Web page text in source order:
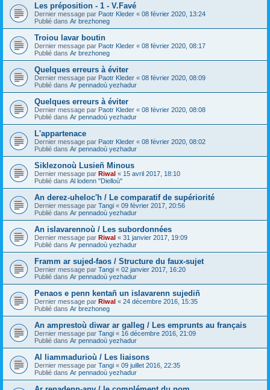
Les préposition - 1 - V.Favé
Dernier message par Paotr Kleder « 08 février 2020, 13:24
Publié dans Ar brezhoneg
Troiou lavar boutin
Dernier message par Paotr Kleder « 08 février 2020, 08:17
Publié dans Ar brezhoneg
Quelques erreurs à éviter
Dernier message par Paotr Kleder « 08 février 2020, 08:09
Publié dans Ar pennadoù yezhadur
Quelques erreurs à éviter
Dernier message par Paotr Kleder « 08 février 2020, 08:08
Publié dans Ar pennadoù yezhadur
L'appartenace
Dernier message par Paotr Kleder « 08 février 2020, 08:02
Publié dans Ar pennadoù yezhadur
Siklezonoù Lusieñ Minous
Dernier message par Riwal « 15 avril 2017, 18:10
Publié dans Al lodenn "Dielloù"
An derez-uheloc'h / Le comparatif de supériorité
Dernier message par Tangi « 09 février 2017, 20:56
Publié dans Ar pennadoù yezhadur
An islavarennoù / Les subordonnées
Dernier message par Riwal « 31 janvier 2017, 19:09
Publié dans Ar pennadoù yezhadur
Framm ar sujed-faos / Structure du faux-sujet
Dernier message par Tangi « 02 janvier 2017, 16:20
Publié dans Ar pennadoù yezhadur
Penaos e penn kentañ un islavarenn sujediñ
Dernier message par Riwal « 24 décembre 2016, 15:35
Publié dans Ar brezhoneg
An amprestoù diwar ar galleg / Les emprunts au français
Dernier message par Tangi « 16 décembre 2016, 21:09
Publié dans Ar pennadoù yezhadur
Al liammadurioù / Les liaisons
Dernier message par Tangi « 09 juillet 2016, 22:35
Publié dans Ar pennadoù yezhadur